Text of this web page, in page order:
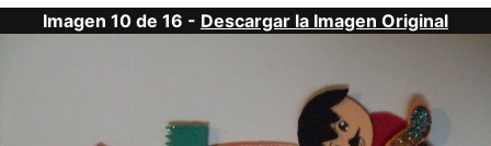
Imagen 10 de 16 - Descargar la Imagen Original